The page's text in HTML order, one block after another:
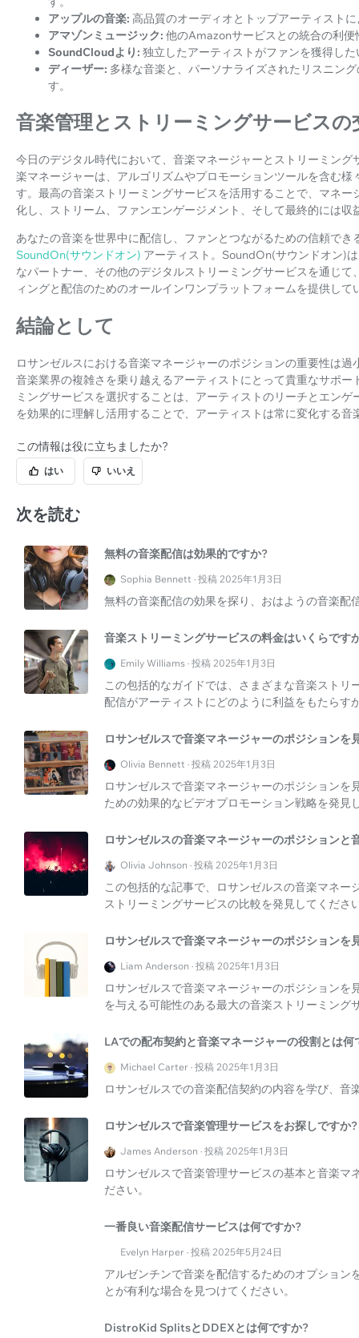
アップルの音楽: 高品質のオーディオとトップアーティスト
アマゾンミュージック: 他のAmazonサービスとの統合の利
SoundCloudより: 独立したアーティストがファンを獲得し
ディーザー: 多様な音楽と、パーソナライズされたリスニン
す。
音楽管理とストリーミングサービスの
今日のデジタル時代において、音楽マネージャーとストリーミン
楽マネージャーは、アルゴリズムやプロモーションツールを含む
す。最高の音楽ストリーミングサービスを活用することで、マネ
化し、ストリーム、ファンエンゲージメント、そして最終的には収
あなたの音楽を世界中に配信し、ファンとつながるための信頼で
SoundOn(サウンドオン) アーティスト。SoundOn(サウンドオン)
なパートナー、その他のデジタルストリーミングサービスを通じ
ィングと配信のためのオールインワンプラットフォームを提供して
結論として
ロサンゼルスにおける音楽マネージャーのポジションの重要性は
音楽業界の複雑さを乗り越えるアーティストにとって貴重なサポ
ミングサービスを選択することは、アーティストのリーチとエン
を効果的に理解し活用することで、アーティストは常に変化する
この情報は役に立ちましたか?
はい いいえ
次を読む
無料の音楽配信は効果的ですか?
Sophia Bennett · 投稿 2025年1月3日
無料の音楽配信の効果を探り、おはようの音楽配
音楽ストリーミングサービスの料金はいくらです
Emily Williams · 投稿 2025年1月3日
この包括的なガイドでは、さまざまな音楽スト
配信がアーティストにどのように利益をもたらす
ロサンゼルスで音楽マネージャーのポジションを
Olivia Bennett · 投稿 2025年1月3日
ロサンゼルスで音楽マネージャーのポジション
ための効果的なビデオプロモーション戦略を発見
ロサンゼルスの音楽マネージャーのポジション
Olivia Johnson · 投稿 2025年1月3日
この包括的な記事で、ロサンゼルスの音楽マネ
ストリーミングサービスの比較を発見してくださ
ロサンゼルスで音楽マネージャーのポジションを
Liam Anderson · 投稿 2025年1月3日
ロサンゼルスで音楽マネージャーのポジション
を与える可能性のある最大の音楽ストリーミング
LAでの配布契約と音楽マネージャーの役割とは何
Michael Carter · 投稿 2025年1月3日
ロサンゼルスでの音楽配信契約の内容を学び、
ロサンゼルスで音楽管理サービスをお探しですか?
James Anderson · 投稿 2025年1月3日
ロサンゼルスで音楽管理サービスの基本と音楽
ださい。
一番良い音楽配信サービスは何ですか?
Evelyn Harper · 投稿 2025年5月24日
アルゼンチンで音楽を配信するためのオプショ
とが有利な場合を見つけてください。
DistroKid SplitsとDDEXとは何ですか?